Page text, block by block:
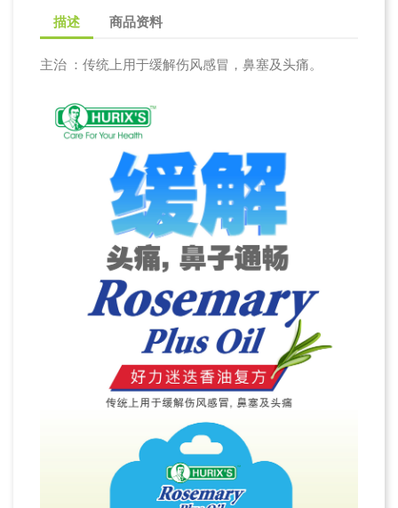
描述 商品资料
主治 ：传统上用于缓解伤风感冒，鼻塞及头痛。